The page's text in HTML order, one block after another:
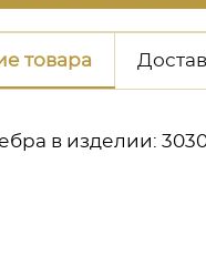
товара
в изделии: